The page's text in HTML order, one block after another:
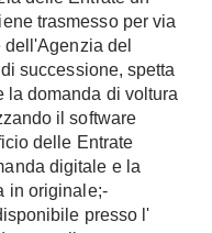
Hi-Fi
Home-Theatre
Console
Porte
Blindate
Porte Interne
Porte Scorrevoli
trasmesso per via
del
successione, spetta
la domanda di voltura
il software
delle Entrate
digitale e la
in originale;-
presso l'